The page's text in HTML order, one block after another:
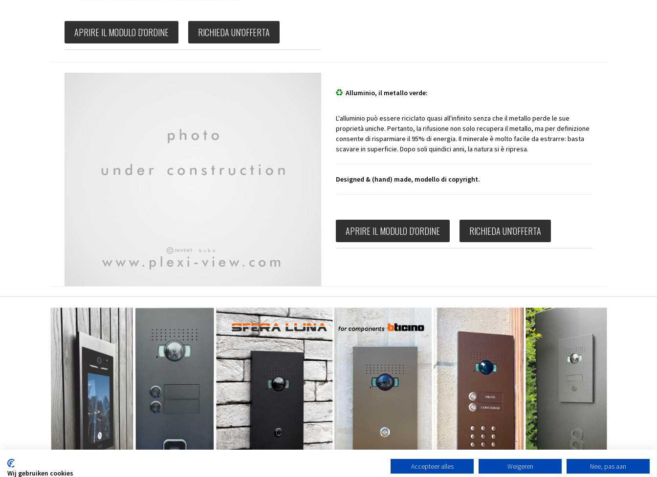
APRIRE IL MODULO D'ORDINE RICHIEDA UN'OFFERTA
Alluminio, il metallo verde:
L'alluminio può essere riciclato quasi all'infinito senza che il metallo perde le sue
proprietà uniche. Pertanto, la rifusione non solo recupera il metallo, ma per definizione
consente di risparmiare il 95% di energia. Il minerale è molto facile da estrarre: basta
scavare in superficie. Dopo soli quindici anni, la natura si è ripresa.
Designed & (hand) made, modello di copyright.
APRIRE IL MODULO D'ORDINE RICHIEDA UN'OFFERTA
Wij gebruiken cookies
Accepteer alles Weigeren Nee, pas aan